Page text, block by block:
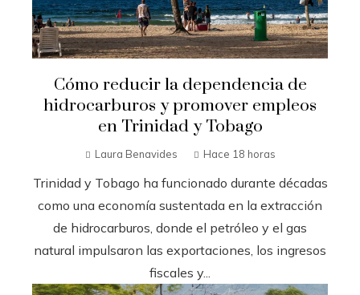
Cómo reducir la dependencia de
hidrocarburos y promover empleos
en Trinidad y Tobago
Laura Benavides Hace 18 horas
Trinidad y Tobago ha funcionado durante décadas
como una economía sustentada en la extracción
de hidrocarburos, donde el petróleo y el gas
natural impulsaron las exportaciones, los ingresos
fiscales y...